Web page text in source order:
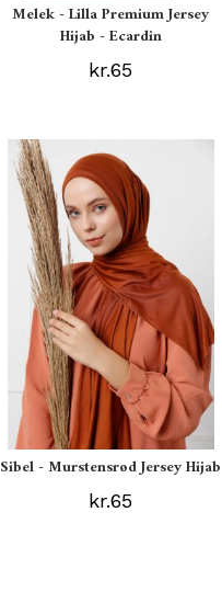
Melek - Lilla Premium Jersey
Hijab - Ecardin
kr.65
Sibel - Murstensrød Jersey Hijab
kr.65